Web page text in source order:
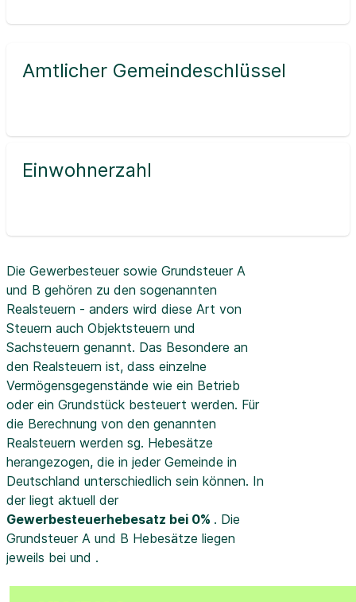
Amtlicher Gemeindeschlüssel
Einwohnerzahl
Die Gewerbesteuer sowie Grundsteuer A
und B gehören zu den sogenannten
Realsteuern - anders wird diese Art von
Steuern auch Objektsteuern und
Sachsteuern genannt. Das Besondere an
den Realsteuern ist, dass einzelne
Vermögensgegenstände wie ein Betrieb
oder ein Grundstück besteuert werden. Für
die Berechnung von den genannten
Realsteuern werden sg. Hebesätze
herangezogen, die in jeder Gemeinde in
Deutschland unterschiedlich sein können. In
der liegt aktuell der
Gewerbesteuerhebesatz bei 0% . Die
Grundsteuer A und B Hebesätze liegen
jeweils bei und .